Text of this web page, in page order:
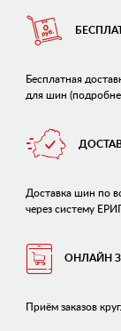
Бесплатная
для шин
Доставка шин по
через систему
ОНЛАЙН
Приём заказов